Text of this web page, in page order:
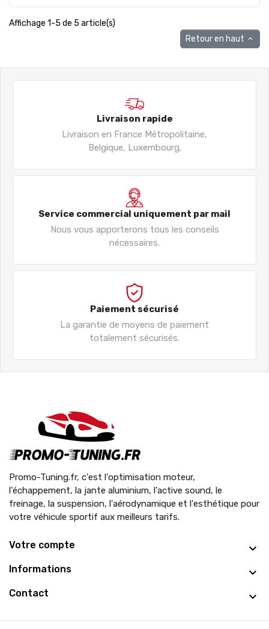
Affichage 1-5 de 5 article(s)
Retour en haut 
Livraison rapide
Livraison en France Métropolitaine,
Belgique, Luxembourg.
Service commercial uniquement par mail
Nous vous apporterons tous les conseils
nécessaires.
Paiement sécurisé
La garantie de moyens de paiement
totalement sécurisés.
Promo-Tuning.fr, c'est l'optimisation moteur,
l'échappement, la jante aluminium, l'active sound, le
freinage, la suspension, l'aérodynamique et l'esthétique pour
votre véhicule sportif aux meilleurs tarifs.
Votre compte
Informations
Contact